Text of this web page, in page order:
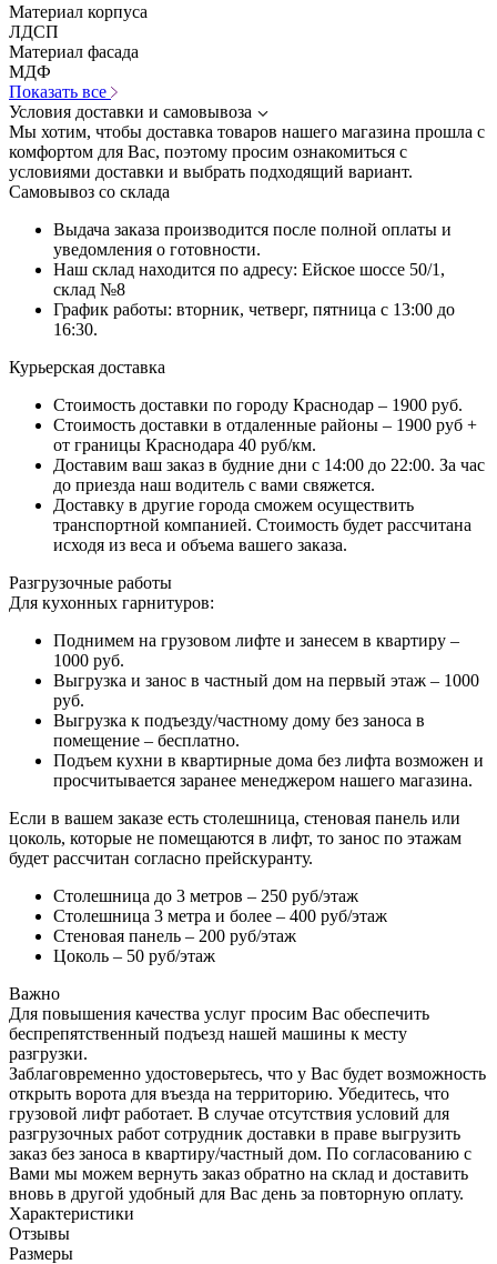
Материал корпуса
ЛДСП
Материал фасада
МДФ
Показать все
Условия доставки и самовывоза
Мы хотим, чтобы доставка товаров нашего магазина прошла с
комфортом для Вас, поэтому просим ознакомиться с
условиями доставки и выбрать подходящий вариант.
Самовывоз со склада
Выдача заказа производится после полной оплаты и
уведомления о готовности.
Наш склад находится по адресу: Ейское шоссе 50/1,
склад №8
График работы: вторник, четверг, пятница с 13:00 до
16:30.
Курьерская доставка
Стоимость доставки по городу Краснодар – 1900 руб.
Стоимость доставки в отдаленные районы – 1900 руб +
от границы Краснодара 40 руб/км.
Доставим ваш заказ в будние дни с 14:00 до 22:00. За час
до приезда наш водитель с вами свяжется.
Доставку в другие города сможем осуществить
транспортной компанией. Стоимость будет рассчитана
исходя из веса и объема вашего заказа.
Разгрузочные работы
Для кухонных гарнитуров:
Поднимем на грузовом лифте и занесем в квартиру –
1000 руб.
Выгрузка и занос в частный дом на первый этаж – 1000
руб.
Выгрузка к подъезду/частному дому без заноса в
помещение – бесплатно.
Подъем кухни в квартирные дома без лифта возможен и
просчитывается заранее менеджером нашего магазина.
Если в вашем заказе есть столешница, стеновая панель или
цоколь, которые не помещаются в лифт, то занос по этажам
будет рассчитан согласно прейскуранту.
Столешница до 3 метров – 250 руб/этаж
Столешница 3 метра и более – 400 руб/этаж
Стеновая панель – 200 руб/этаж
Цоколь – 50 руб/этаж
Важно
Для повышения качества услуг просим Вас обеспечить
беспрепятственный подъезд нашей машины к месту
разгрузки.
Заблаговременно удостоверьтесь, что у Вас будет возможность
открыть ворота для въезда на территорию. Убедитесь, что
грузовой лифт работает. В случае отсутствия условий для
разгрузочных работ сотрудник доставки в праве выгрузить
заказ без заноса в квартиру/частный дом. По согласованию с
Вами мы можем вернуть заказ обратно на склад и доставить
вновь в другой удобный для Вас день за повторную оплату.
Характеристики
Отзывы
Размеры